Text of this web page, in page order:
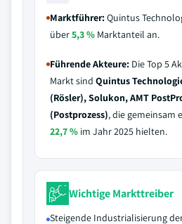
Marktführer:Quintus
über5,3 % Marktanteil an.
Führende Akteure: Die Top 5
Markt sind Quintus
(Rösler), Solukon, AMT
(Postprozess), die gemeinsam
22,7 % im Jahr 2025 hielten.
Wichtige Markttreiber
Steigende Industrialisierung